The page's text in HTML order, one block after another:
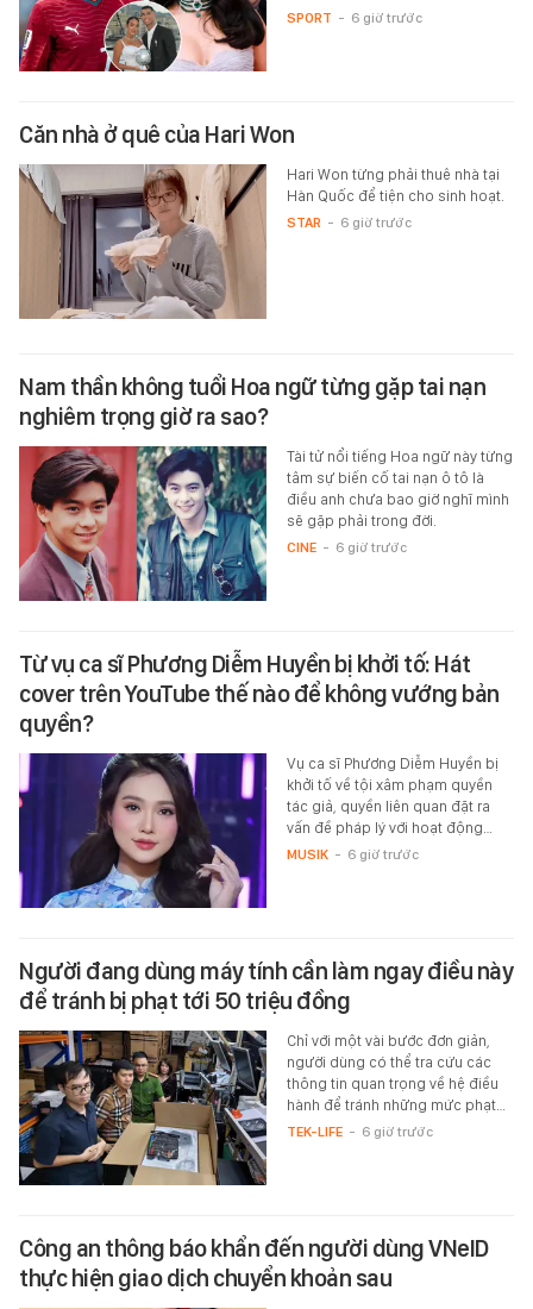
SPORT - 6 giờ trước
Căn nhà ở quê của Hari Won
Hari Won từng phải thuê nhà tại
Hàn Quốc để tiện cho sinh hoạt.
STAR - 6 giờ trước
Nam thần không tuổi Hoa ngữ từng gặp tai nạn
nghiêm trọng giờ ra sao?
Tài tử nổi tiếng Hoa ngữ này từng
tâm sự biến cố tai nạn ô tô là
điều anh chưa bao giờ nghĩ mình
sẽ gặp phải trong đời.
CINE - 6 giờ trước
Từ vụ ca sĩ Phương Diễm Huyền bị khởi tố: Hát
cover trên YouTube thế nào để không vướng bản
quyền?
Vụ ca sĩ Phương Diễm Huyền bị
khởi tố về tội xâm phạm quyền
tác giả, quyền liên quan đặt ra
vấn đề pháp lý với hoạt động…
MUSIK - 6 giờ trước
Người đang dùng máy tính cần làm ngay điều này
để tránh bị phạt tới 50 triệu đồng
Chỉ với một vài bước đơn giản,
người dùng có thể tra cứu các
thông tin quan trọng về hệ điều
hành để tránh những mức phạt…
TEK-LIFE - 6 giờ trước
Công an thông báo khẩn đến người dùng VNeID
thực hiện giao dịch chuyển khoản sau